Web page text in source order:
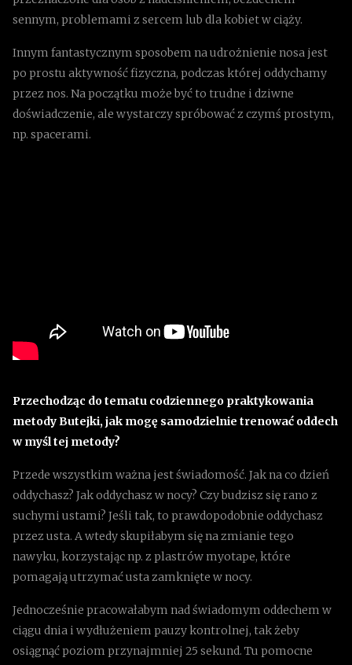
sennym, problemami z sercem lub dla kobiet w ciąży.
Innym fantastycznym sposobem na udrożnienie nosa jest
po prostu aktywność fizyczna, podczas której oddychamy
przez nos. Na początku może być to trudne i dziwne
doświadczenie, ale wystarczy spróbować z czymś prostym,
np. spacerami.
Przechodząc do tematu codziennego praktykowania
metody Butejki, jak mogę samodzielnie trenować oddech
w myśl tej metody?
Przede wszystkim ważna jest świadomość. Jak na co dzień
oddychasz? Jak oddychasz w nocy? Czy budzisz się rano z
suchymi ustami? Jeśli tak, to prawdopodobnie oddychasz
przez usta. A wtedy skupiłabym się na zmianie tego
nawyku, korzystając np. z plastrów myotape, które
pomagają utrzymać usta zamknięte w nocy.
Jednocześnie pracowałabym nad świadomym oddechem w
ciągu dnia i wydłużeniem pauzy kontrolnej, tak żeby
osiągnąć poziom przynajmniej 25 sekund. Tu pomocne